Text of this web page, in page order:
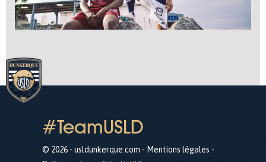
#TeamUSLD
© 2026 - usldunkerque.com - Mentions légales -